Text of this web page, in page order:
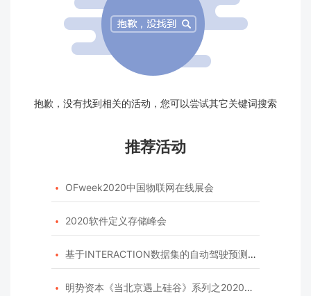
抱歉，没有找到相关的活动，您可以尝试其它关键词搜索
推荐活动
 OFweek2020中国物联网在线展会
 2020软件定义存储峰会
 基于INTERACTION数据集的自动驾驶预测模型挑战赛
 明势资本《当北京遇上硅谷》系列之2020年度开源峰会